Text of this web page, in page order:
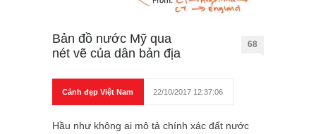
Bản đồ nước Mỹ qua
nét vẽ của dân bản địa
68
Cảnh đẹp Việt Nam 22/10/2017 12:37:06
Hầu như không ai mô tả chính xác đất nước